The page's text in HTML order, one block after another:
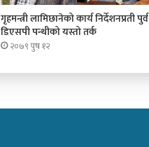
गृहमन्त्री लामिछानेको कार्य निर्देशनप्रती पुर्व
डिएसपी पन्थीको यस्तो तर्क
२०७९ पुष १२